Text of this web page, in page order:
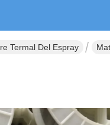
Termal Del Espray